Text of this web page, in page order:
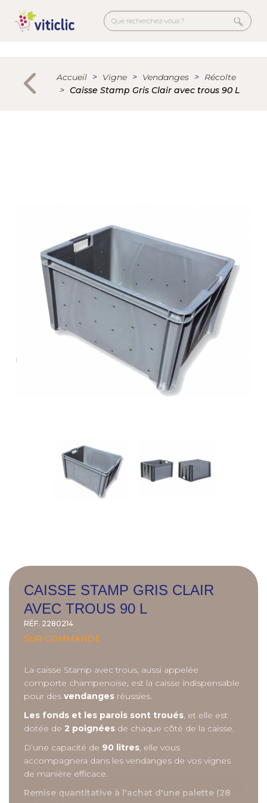
contenu
Accueil Vigne Vendanges
Récolte
Caisse Stamp Gris Clair avec trous 90 L
CAISSE STAMP GRIS CLAIR
AVEC TROUS 90 L
RÉF. 2280214
SUR COMMANDE
La caisse Stamp avec trous, aussi appelée
comporte champenoise, est la caisse indispensable
pour des vendanges réussies.
Les fonds et les parois sont troués, et elle est
dotée de 2 poignées de chaque côté de la caisse.
D’une capacité de 90 litres, elle vous
accompagnera dans les vendanges de vos vignes
de manière efficace.
Remise quantitative à l'achat d'une palette (28
...